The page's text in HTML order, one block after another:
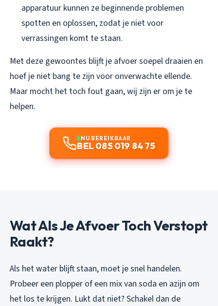
apparatuur kunnen ze beginnende problemen
spotten en oplossen, zodat je niet voor
verrassingen komt te staan.
Met deze gewoontes blijft je afvoer soepel draaien en
hoef je niet bang te zijn voor onverwachte ellende.
Maar mocht het toch fout gaan, wij zijn er om je te
helpen.
NU BEREIKBAAR
BEL 085 019 84 75
Wat Als Je Afvoer Toch Verstopt
Raakt?
Als het water blijft staan, moet je snel handelen.
Probeer een plopper of een mix van soda en azijn om
het los te krijgen. Lukt dat niet? Schakel dan de